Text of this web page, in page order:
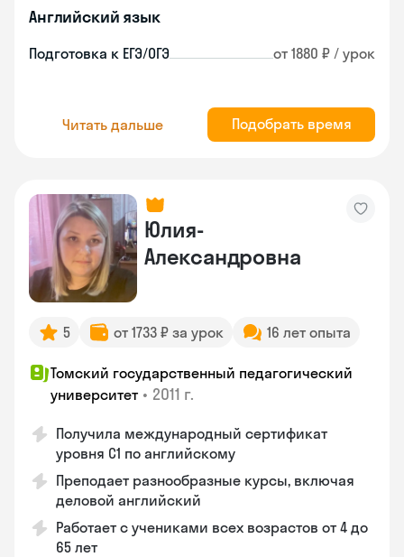
Английский язык
Подготовка к ЕГЭ/ОГЭ от 1880 ₽ / урок
Читать дальше Подобрать время
Юлия-
Александровна
5 от 1733 ₽ за урок 16 лет опыта
Томский государственный педагогический
университет • 2011 г.
Получила международный сертификат
уровня C1 по английскому
Преподает разнообразные курсы, включая
деловой английский
Работает с учениками всех возрастов от 4 до
65 лет